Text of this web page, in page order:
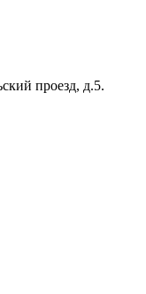
проезд, д.5.